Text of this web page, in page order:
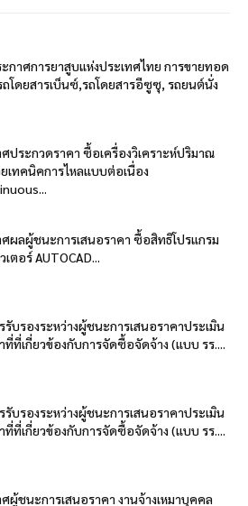
กาศการยาสูบแห่งประเทศไทย การขายทอด
โดยสารเบ็นซ์,รถโดยสารอีซูซุ, รถยนต์นั่ง
ประกวดราคา ซื้อเครื่องวิเคราะห์ปริมาณ
เทคนิคการไหลแบบต่อเนื่อง
ผลผู้ชนะการเสนอราคา ซื้อสิทธิโปรแกรม
ตอร์ AUTOCAD...
รับรองระหว่างผู้ชนะการเสนอราคาประเมิน
ที่ที่เกี่ยวข้องกับการจัดซื้อจัดจ้าง (แบบ รร....
รับรองระหว่างผู้ชนะการเสนอราคาประเมิน
ที่ที่เกี่ยวข้องกับการจัดซื้อจัดจ้าง (แบบ รร....
ผู้ชนะการเสนอราคา งานจ้างเหมาบุคคล